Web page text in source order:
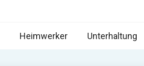
Heimwerker Unterhaltung